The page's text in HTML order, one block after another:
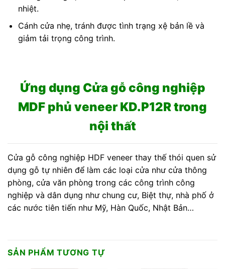
nhiệt.
Cánh cửa nhẹ, tránh được tình trạng xệ bản lề và
giảm tải trọng công trình.
Ứng dụng Cửa gỗ công nghiệp
MDF phủ veneer KD.P12R trong
nội thất
Cửa gỗ công nghiệp HDF veneer thay thế thói quen sử
dụng gỗ tự nhiên để làm các loại cửa như cửa thông
phòng, cửa văn phòng trong các công trình công
nghiệp và dân dụng như chung cư, Biệt thự, nhà phố ở
các nước tiên tiến như Mỹ, Hàn Quốc, Nhật Bản…
SẢN PHẨM TƯƠNG TỰ